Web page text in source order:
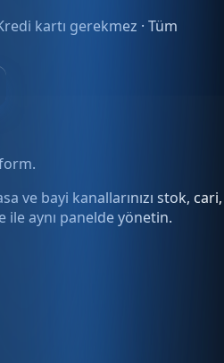
kartı gerekmez · Tüm
ve bayi kanallarınızı stok, cari,
ile aynı panelde yönetin.